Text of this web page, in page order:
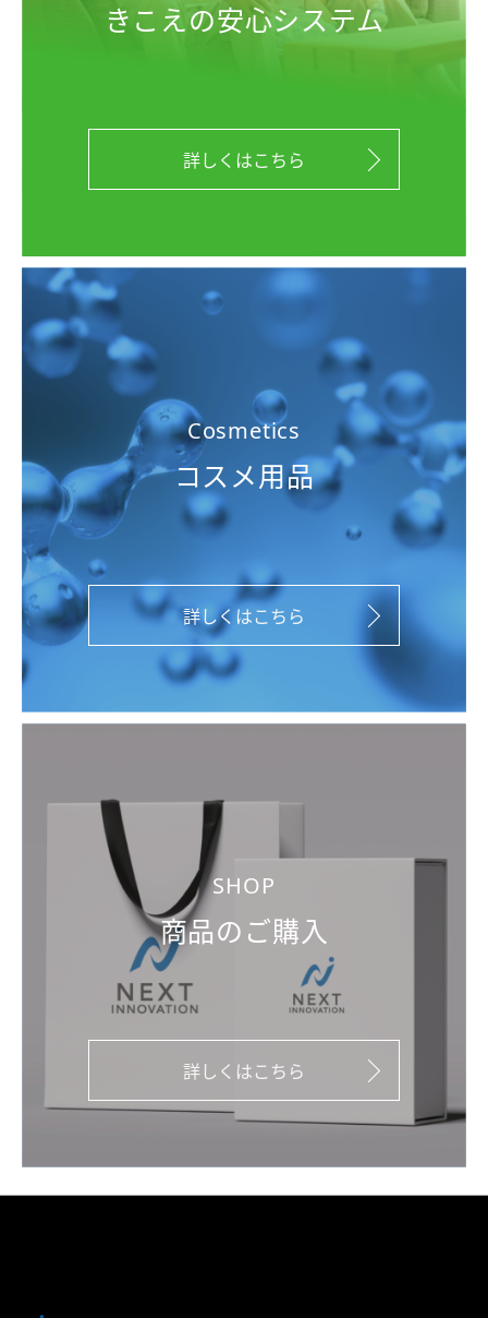
きこえの安心システム
詳しくはこちら
Cosmetics
コスメ用品
詳しくはこちら
SHOP
商品のご購入
詳しくはこちら